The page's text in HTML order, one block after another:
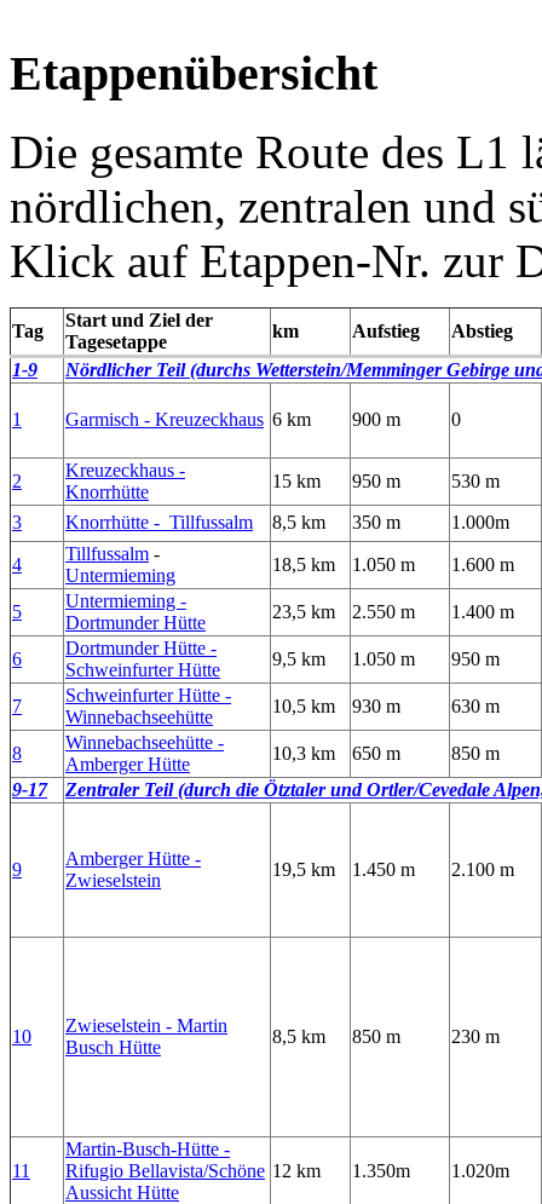
Etappenübersicht
Die gesamte Route des L1
nördlichen, zentralen und
Klick auf Etappen-Nr. zur
Tag
Start und Ziel der
Tagesetappe
km Aufstieg
Abstieg
1-9
NördlicherTeil (durchs Wetterstein/Memminger Gebirge
1 Garmisch - Kreuzeckhaus 6 km 900 m 0
2
Kreuzeckhaus -
Knorrhütte
15 km 950 m
530 m
3
Knorrhütte - Tillfussalm 8,5 km 350 m 1.000m
4
Tillfussalm -
Untermieming
18,5 km 1.050 m 1.600 m
5
Untermieming -
Dortmunder Hütte
23,5 km 2.550 m 1.400 m
6
Dortmunder Hütte -
Schweinfurter Hütte
9,5 km 1.050 m 950 m
7
Schweinfurter Hütte -
Winnebachseehütte
10,5 km 930 m 630 m
8
Winnebachseehütte -
Amberger Hütte
10,3 km 650 m
850 m
9-17
ZentralerTeil (durch die Ötztaler und Ortler/Cevedale
9
Amberger Hütte -
Zwieselstein
19,5 km 1.450 m 2.100 m
10
Zwieselstein - Martin
Busch Hütte
8,5 km 850 m 230 m
11
Martin-Busch-Hütte -
Rifugio Bellavista/Schöne
Aussicht Hütte
12 km 1.350m 1.020m